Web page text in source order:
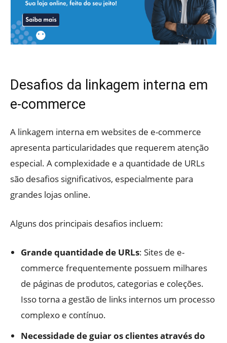
Desafios da linkagem interna em
e-commerce
A linkagem interna em websites de e-commerce
apresenta particularidades que requerem atenção
especial. A complexidade e a quantidade de URLs
são desafios significativos, especialmente para
grandes lojas online.
Alguns dos principais desafios incluem:
Grande quantidade de URLs: Sites de e-
commerce frequentemente possuem milhares
de páginas de produtos, categorias e coleções.
Isso torna a gestão de links internos um processo
complexo e contínuo.
Necessidade de guiar os clientes através do